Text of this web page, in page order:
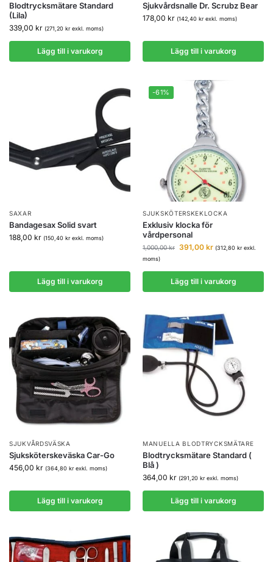
Blodtrycksmätare Standard
(Lila)
339,00 kr (271,20 krexkl. moms)
Lägg till i varukorg
Sjukvårdsnalle Dr. Scrubz Bear
178,00 kr (142,40 krexkl. moms)
Lägg till i varukorg
SAXAR
Bandagesax Solid svart
188,00 kr (150,40 krexkl. moms)
Lägg till i varukorg
-61%
SJUKSKÖTERSKEKLOCKA
Exklusiv klocka för
vårdpersonal
1,000,00kr 391,00 kr (312,80 krexkl.
moms)
Lägg till i varukorg
SJUKVÅRDSVÄSKA
Sjuksköterskeväska Car-Go
456,00 kr (364,80 krexkl. moms)
Lägg till i varukorg
MANUELLA BLODTRYCKSMÄTARE
Blodtrycksmätare Standard (
Blå )
364,00 kr (291,20 krexkl. moms)
Lägg till i varukorg